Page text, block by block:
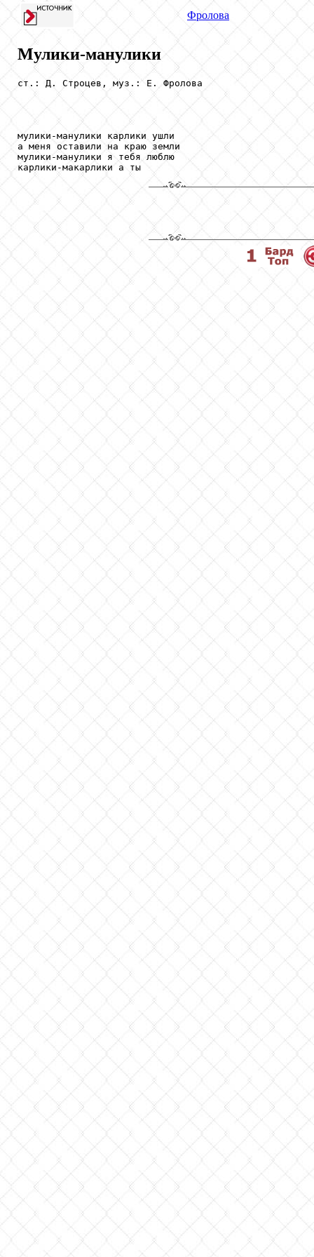
Фролова
Мулики-манулики
ст.: Д. Строцев, муз.: Е. Фролова
мулики-манулики карлики ушли
а меня оставили на краю земли
мулики-манулики я тебя люблю
карлики-макарлики а ты